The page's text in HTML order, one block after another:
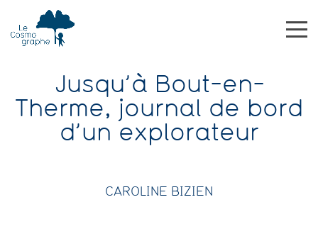
Jusqu’à Bout-en-
Therme, journal de bord
d’un explorateur
CAROLINE BIZIEN